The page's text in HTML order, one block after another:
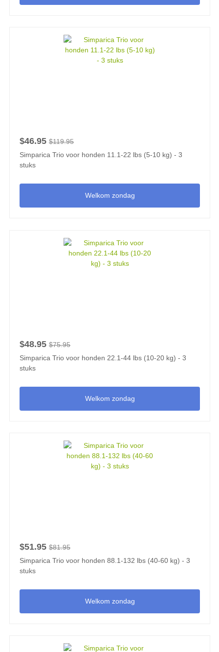
$46.95 $119.95
Simparica Trio voor honden 11.1-22 lbs (5-10 kg) - 3
stuks
Welkom zondag
$48.95 $75.95
Simparica Trio voor honden 22.1-44 lbs (10-20 kg) - 3
stuks
Welkom zondag
$51.95 $81.95
Simparica Trio voor honden 88.1-132 lbs (40-60 kg) - 3
stuks
Welkom zondag